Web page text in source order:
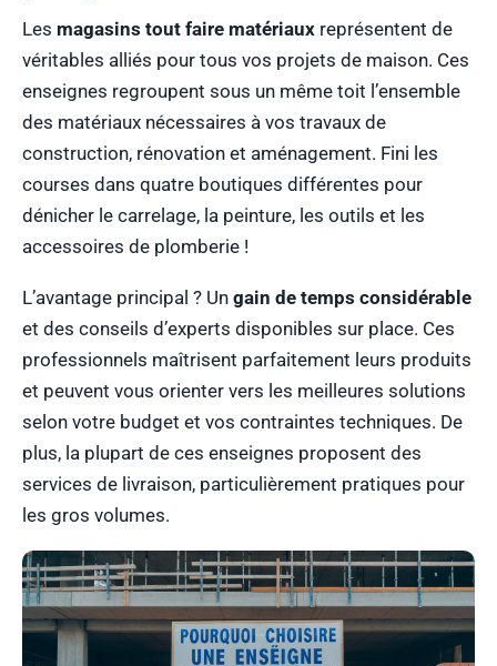
Les magasins tout faire matériaux représentent de
véritables alliés pour tous vos projets de maison. Ces
enseignes regroupent sous un même toit l’ensemble
des matériaux nécessaires à vos travaux de
construction, rénovation et aménagement. Fini les
courses dans quatre boutiques différentes pour
dénicher le carrelage, la peinture, les outils et les
accessoires de plomberie !
L’avantage principal ? Un gain de temps considérable
et des conseils d’experts disponibles sur place. Ces
professionnels maîtrisent parfaitement leurs produits
et peuvent vous orienter vers les meilleures solutions
selon votre budget et vos contraintes techniques. De
plus, la plupart de ces enseignes proposent des
services de livraison, particulièrement pratiques pour
les gros volumes.